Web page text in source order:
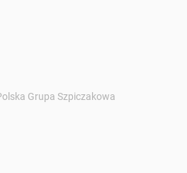
Grupa Szpiczakowa